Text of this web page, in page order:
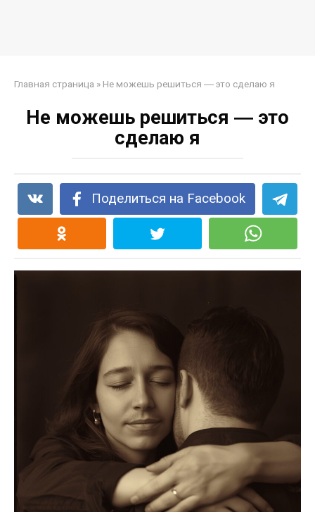
Главная страница » Не можешь решиться ― это сделаю я
Не можешь решиться ― это
сделаю я
Поделиться на Facebook